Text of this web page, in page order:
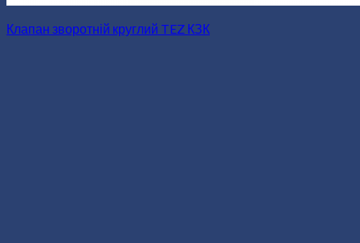
Клапан зворотній круглий TEZ КЗК